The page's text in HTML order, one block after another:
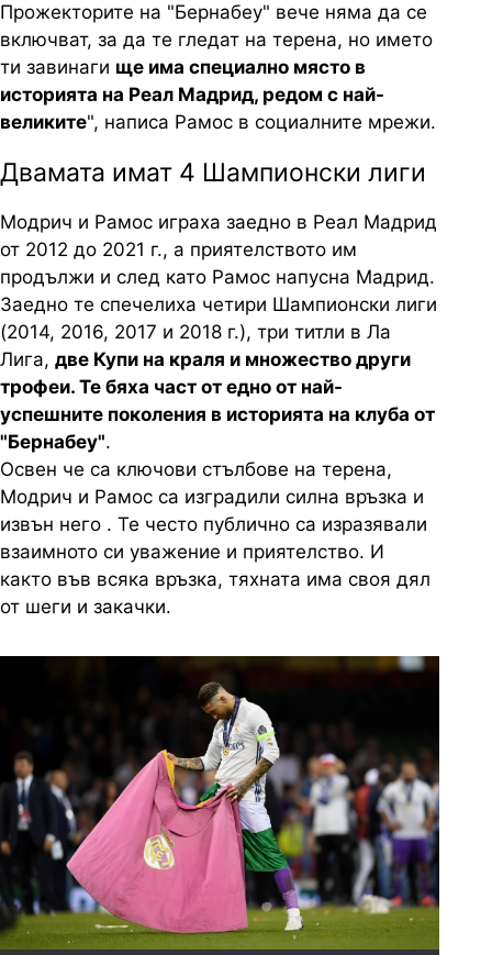
Прожекторите на "Бернабеу" вече няма да се
включват, за да те гледат на терена, но името
ти завинаги ще има специално място в
историята на Реал Мадрид, редом с най-
великите", написа Рамос в социалните мрежи.
Двамата имат 4 Шампионски лиги
Модрич и Рамос играха заедно в Реал Мадрид
от 2012 до 2021 г., а приятелството им
продължи и след като Рамос напусна Мадрид.
Заедно те спечелиха четири Шампионски лиги
(2014, 2016, 2017 и 2018 г.), три титли в Ла
Лига, две Купи на краля и множество други
трофеи. Те бяха част от едно от най-
успешните поколения в историята на клуба от
"Бернабеу".
Освен че са ключови стълбове на терена,
Модрич и Рамос са изградили силна връзка и
извън него . Те често публично са изразявали
взаимното си уважение и приятелство. И
както във всяка връзка, тяхната има своя дял
от шеги и закачки.